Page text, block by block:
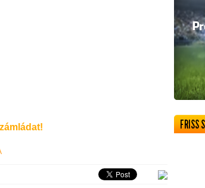
FRISS